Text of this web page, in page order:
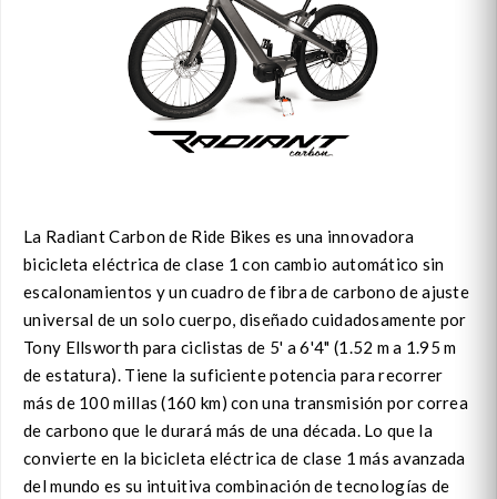
La Radiant Carbon de Ride Bikes es una innovadora
bicicleta eléctrica de clase 1 con cambio automático sin
escalonamientos y un cuadro de fibra de carbono de ajuste
universal de un solo cuerpo, diseñado cuidadosamente por
Tony Ellsworth para ciclistas de 5' a 6'4" (1.52 m a 1.95 m
de estatura). Tiene la suficiente potencia para recorrer
más de 100 millas (160 km) con una transmisión por correa
de carbono que le durará más de una década. Lo que la
convierte en la bicicleta eléctrica de clase 1 más avanzada
del mundo es su intuitiva combinación de tecnologías de